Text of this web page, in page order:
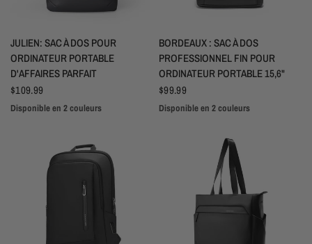
APERÇU RAPIDE
JULIEN: SAC À DOS POUR
ORDINATEUR PORTABLE
D'AFFAIRES PARFAIT
$109.99
NoirGris
Disponible en 2 couleurs
APERÇU RAPIDE
BORDEAUX : SAC À DOS
PROFESSIONNEL FIN POUR
ORDINATEUR PORTABLE 15,6"
$99.99
BlackGray
Disponible en 2 couleurs